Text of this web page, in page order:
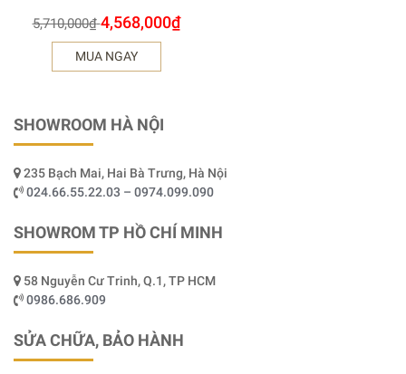
5,710,000₫ 4,568,000₫
MUA NGAY
SHOWROOM HÀ NỘI
235 Bạch Mai, Hai Bà Trưng, Hà Nội
024.66.55.22.03 – 0974.099.090
SHOWROM TP HỒ CHÍ MINH
58 Nguyễn Cư Trinh, Q.1, TP HCM
0986.686.909
SỬA CHỮA, BẢO HÀNH